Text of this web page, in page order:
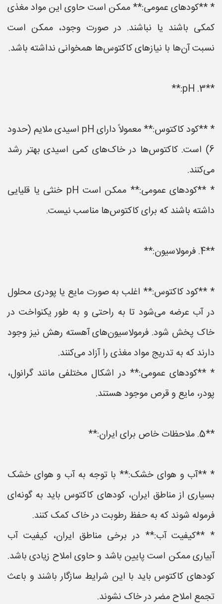
* **کودهای عمومی:** ممکن است حاوی این مواد مغذی
کمکی باشند یا نباشند. در صورت وجود، ممکن است
نسبت آن‌ها با نیازهای کاکتوس‌ها همخوانی نداشته باشد.
**3. pH:**
* **کود کاکتوس:** معمولاً دارای pH اسیدی ملایم (حدود
6) است. کاکتوس‌ها در خاک‌های کمی اسیدی بهتر رشد
می‌کنند.
* **کودهای عمومی:** ممکن است pH خنثی یا قلیایی
داشته باشند که برای کاکتوس‌ها مناسب نیست.
**4. فرمولاسیون:**
* **کود کاکتوس:** اغلب به صورت مایع یا پودری محلول
در آب عرضه می‌شود تا به راحتی و به طور یکنواخت در
خاک پخش شود. فرمولاسیون‌های آهسته رهش نیز وجود
دارند که به تدریج مواد مغذی را آزاد می‌کنند.
* **کودهای عمومی:** در اشکال مختلفی مانند گرانول،
پودر، مایع و قرص موجود هستند.
**5. ملاحظات خاص برای ایران:**
* **آب و هوای خشک:** با توجه به آب و هوای خشک
بسیاری از مناطق ایران، کودهای کاکتوس باید به گونه‌ای
فرموله شوند که به حفظ رطوبت در خاک کمک کنند.
* **کیفیت آب:** در برخی مناطق ایران، کیفیت آب
آبیاری ممکن است پایین باشد و حاوی املاح زیادی باشد.
کودهای کاکتوس باید با این شرایط سازگار باشند و باعث
تجمع املاح مضر در خاک نشوند.